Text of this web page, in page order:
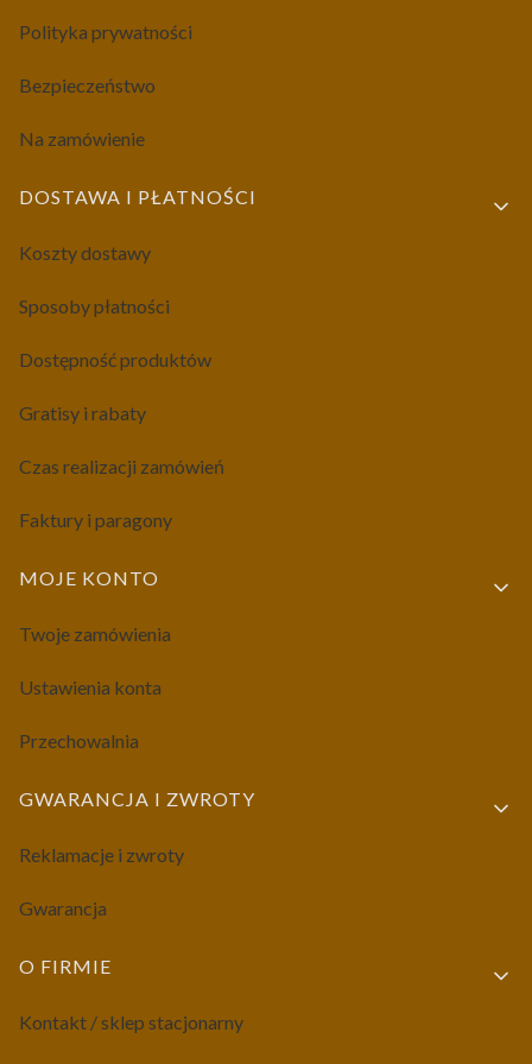
Polityka prywatności
Bezpieczeństwo
Na zamówienie
DOSTAWA I PŁATNOŚCI
Koszty dostawy
Sposoby płatności
Dostępność produktów
Gratisy i rabaty
Czas realizacji zamówień
Faktury i paragony
MOJE KONTO
Twoje zamówienia
Ustawienia konta
Przechowalnia
GWARANCJA I ZWROTY
Reklamacje i zwroty
Gwarancja
O FIRMIE
Kontakt / sklep stacjonarny